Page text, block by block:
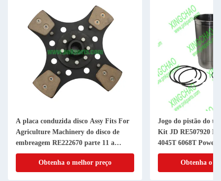
A placa conduzida disco Assy Fits For
Agriculture Machinery do disco de
embreagem RE222670 parte 11 a
RANHURA da polegada 20
Obtenha o melhor preço
Jogo do pistão do
Kit JD RE507920
4045T 6068T
cilindro do pistão
Obtenha o